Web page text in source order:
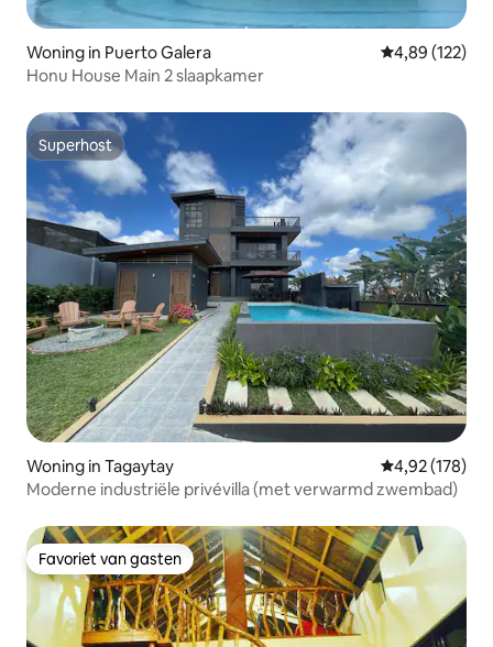
Woning in Puerto Galera Gemiddelde
4,89 (122)
Honu House Main 2 slaapkamer
Superhost
Superhost
Woning in Tagaytay Gemiddelde
4,92 (178)
Moderne industriële privévilla (met verwarmd zwembad)
Favoriet van gasten
Favoriet van gasten